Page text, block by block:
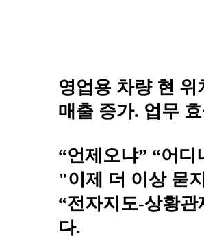
영업용 차량 현
매출 증가. 업무
“언제오냐” “어
"이제 더 이상 묻
“전자지도-상황
다.